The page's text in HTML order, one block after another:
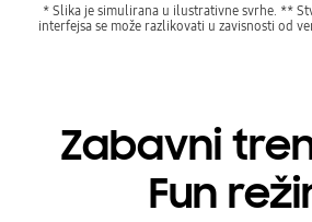
* Slika je simulirana u ilustrativne svrhe. **
interfejsa se može razlikovati u zavisnosti od
Zabavni
Fun